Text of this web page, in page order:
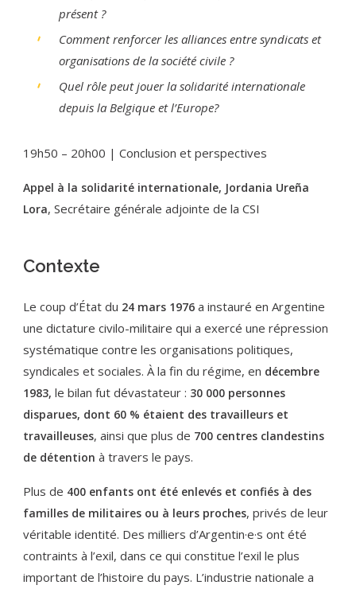
présent ?
Comment renforcer les alliances entre syndicats et
organisations de la société civile ?
Quel rôle peut jouer la solidarité internationale
depuis la Belgique et l’Europe?
19h50 – 20h00 | Conclusion et perspectives
Appel à la solidarité internationale, Jordania Ureña
Lora, Secrétaire générale adjointe de la CSI
Contexte
Le coup d’État du 24 mars 1976 a instauré en Argentine
une dictature civilo-militaire qui a exercé une répression
systématique contre les organisations politiques,
syndicales et sociales. À la fin du régime, en décembre
1983, le bilan fut dévastateur : 30 000 personnes
disparues, dont 60 % étaient des travailleurs et
travailleuses, ainsi que plus de 700 centres clandestins
de détention à travers le pays.
Plus de 400 enfants ont été enlevés et confiés à des
familles de militaires ou à leurs proches, privés de leur
véritable identité. Des milliers d’Argentin·e·s ont été
contraints à l’exil, dans ce qui constitue l’exil le plus
important de l’histoire du pays. L’industrie nationale a